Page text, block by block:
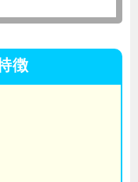
徴